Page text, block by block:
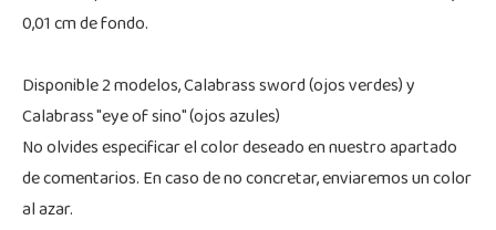
0,01 cm de fondo.
Disponible 2 modelos, Calabrass sword (ojos verdes) y
Calabrass "eye of sino" (ojos azules)
No olvides especificar el color deseado en nuestro apartado
de comentarios. En caso de no concretar, enviaremos un color
al azar.